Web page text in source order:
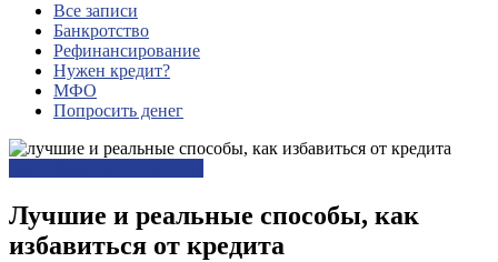
Все записи
Банкротство
Рефинансирование
Нужен кредит?
МФО
Попросить денег
Лучшие и реальные способы, как
избавиться от кредита